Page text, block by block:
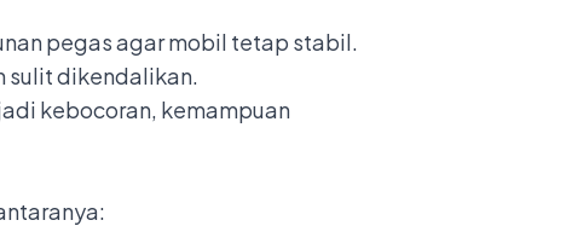
pegas agar mobil tetap stabil.
sulit dikendalikan.
kebocoran, kemampuan